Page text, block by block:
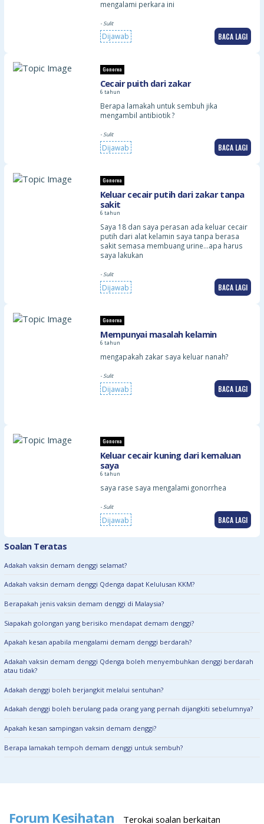
pada bahagian ari ari dan bahagian
dubur
mengalami perkara ini
- Sulit
Dijawab BACA LAGI
Gonorea
Cecair puith dari zakar
6 tahun
Berapa lamakah untuk sembuh jika
mengambil antibiotik ?
- Sulit
Dijawab BACA LAGI
Gonorea
Keluar cecair putih dari zakar tanpa
sakit
6 tahun
Saya 18 dan saya perasan ada keluar cecair
putih dari alat kelamin saya tanpa berasa
sakit semasa membuang urine…apa harus
saya lakukan
- Sulit
Dijawab BACA LAGI
Gonorea
Mempunyai masalah kelamin
6 tahun
mengapakah zakar saya keluar nanah?
- Sulit
Dijawab BACA LAGI
Gonorea
Keluar cecair kuning dari kemaluan
saya
6 tahun
saya rase saya mengalami gonorrhea
- Sulit
Dijawab BACA LAGI
Soalan Teratas
Adakah vaksin demam denggi selamat?
Adakah vaksin demam denggi Qdenga dapat Kelulusan KKM?
Berapakah jenis vaksin demam denggi di Malaysia?
Siapakah golongan yang berisiko mendapat demam denggi?
Apakah kesan apabila mengalami demam denggi berdarah?
Adakah vaksin demam denggi Qdenga boleh menyembuhkan denggi berdarah
atau tidak?
Adakah denggi boleh berjangkit melalui sentuhan?
Adakah denggi boleh berulang pada orang yang pernah dijangkiti sebelumnya?
Apakah kesan sampingan vaksin demam denggi?
Berapa lamakah tempoh demam denggi untuk sembuh?
Forum Kesihatan
Terokai soalan berkaitan